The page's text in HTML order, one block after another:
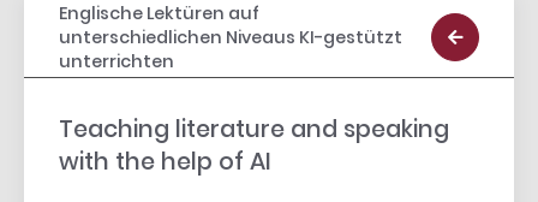
Englische Lektüren auf
unterschiedlichen Niveaus KI-gestützt
unterrichten
Teaching literature and speaking
with the help of AI